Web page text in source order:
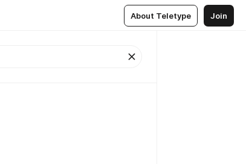
About Teletype Join